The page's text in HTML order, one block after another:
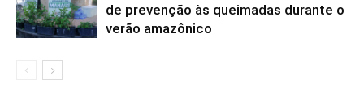
de prevenção às queimadas durante o
verão amazônico